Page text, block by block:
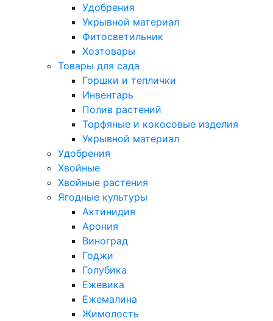
Удобрения
Укрывной материал
Фитосветильник
Хозтовары
Товары для сада
Горшки и теплички
Инвентарь
Полив растений
Торфяные и кокосовые изделия
Укрывной материал
Удобрения
Хвойные
Хвойные растения
Ягодные культуры
Актинидия
Арония
Виноград
Годжи
Голубика
Ежевика
Ежемалина
Жимолость